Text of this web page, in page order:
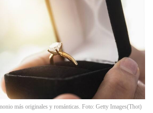
más originales y románticas. Foto: Getty Images(Thot)